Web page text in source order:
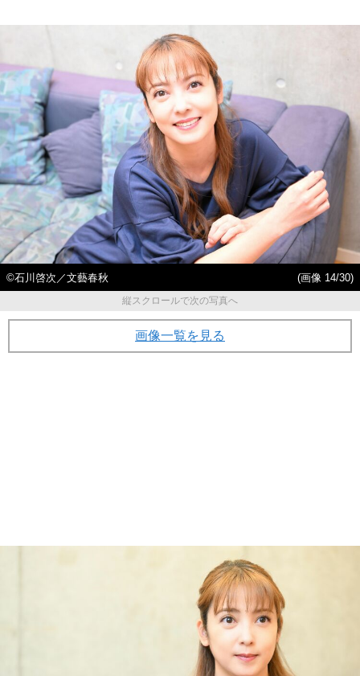
©石川啓次／文藝春秋
(画像 14/30)
縦スクロールで次の写真へ
画像一覧を見る